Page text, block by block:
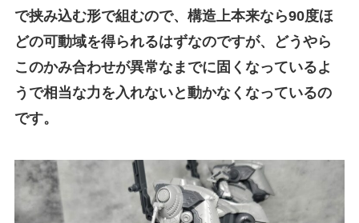
で挟み込む形で組むので、構造上本来なら90度ほ
どの可動域を得られるはずなのですが、どうやら
このかみ合わせが異常なまでに固くなっているよ
うで相当な力を入れないと動かなくなっているの
です。